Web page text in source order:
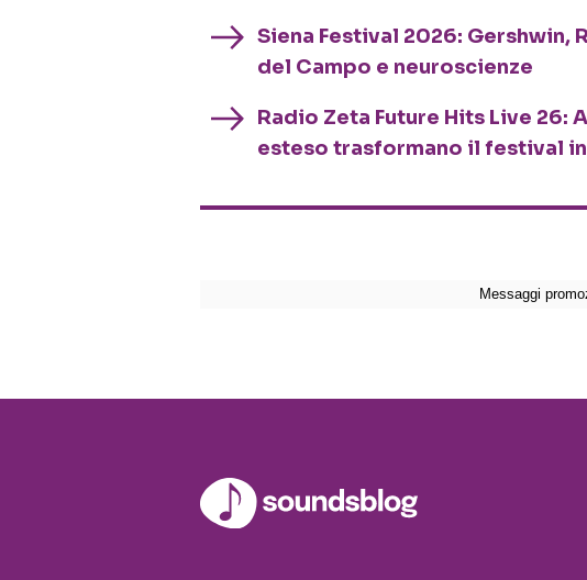
Siena Festival 2026: Gershwin,
del Campo e neuroscienze
Radio Zeta Future Hits Live 26:
esteso trasformano il festival